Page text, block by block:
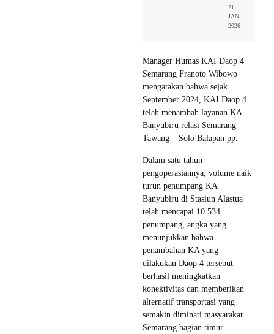
21
JAN
2026
Manager Humas KAI Daop 4
Semarang Franoto Wibowo
mengatakan bahwa sejak
September 2024, KAI Daop 4
telah menambah layanan KA
Banyubiru relasi Semarang
Tawang – Solo Balapan pp.
Dalam satu tahun
pengoperasiannya, volume naik
turun penumpang KA
Banyubiru di Stasiun Alastua
telah mencapai 10.534
penumpang, angka yang
menunjukkan bahwa
penambahan KA yang
dilakukan Daop 4 tersebut
berhasil meningkatkan
konektivitas dan memberikan
alternatif transportasi yang
semakin diminati masyarakat
Semarang bagian timur.